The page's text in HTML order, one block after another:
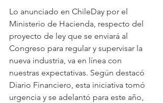
Lo anunciado en ChileDay por el
Ministerio de Hacienda, respecto del
proyecto de ley que se enviará al
Congreso para regular y supervisar la
nueva industria, va en línea con
nuestras expectativas. Según destacó
Diario Financiero, esta iniciativa tomó
urgencia y se adelantó para este año,